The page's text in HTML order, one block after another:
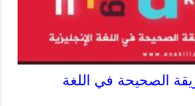
الصحيحة في اللغة